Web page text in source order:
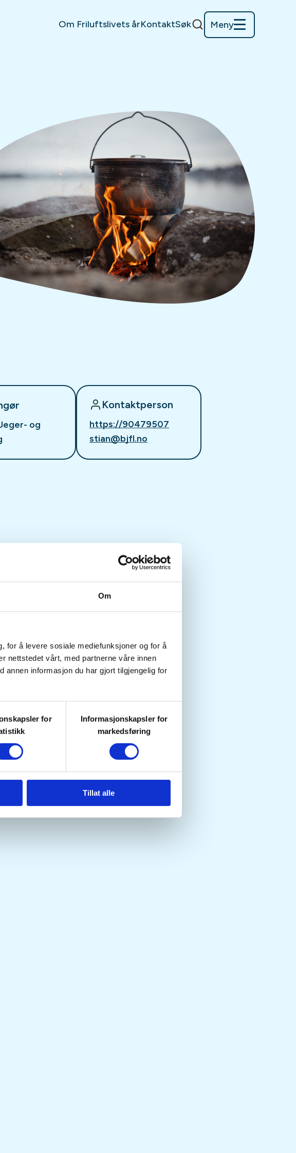
Om
for å levere sosiale mediefunksjoner og for å
nettstedet vårt, med partnerne våre innen
annen informasjon du har gjort tilgjengelig for
for
Informasjonskapsler for
markedsføring
Tillat alle
Om Friluftslivets årKontaktSøk Meny
og
Kontaktperson
https://90479507
stian@bjfl.no